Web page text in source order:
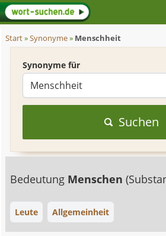
Start»Synonyme» Menschheit
Synonyme für
Suchen
Bedeutung Menschen
Leute Allgemeinheit